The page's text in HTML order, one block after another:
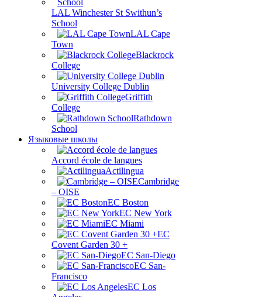
LAL Winchester St Swithun’s
School
LAL Cape
Town
Blackrock
College
University College Dublin
Griffith
College
Rathdown
School
Языковые школы
Accord école de langues
Actilingua
Cambridge
– OISE
EC Boston
EC New York
EC Miami
ЕС
Covent Garden 30 +
EC San-Diego
EC San-
Francisco
EC Los